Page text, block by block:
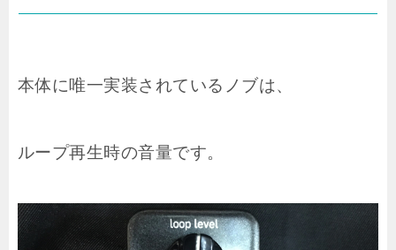
本体に唯一実装されているノブは、
ループ再生時の音量です。